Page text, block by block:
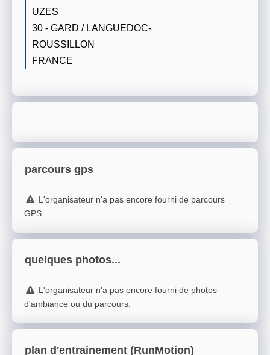
UZES
30 - GARD / LANGUEDOC-
ROUSSILLON
FRANCE
parcours gps
L'organisateur n'a pas encore fourni de parcours
GPS.
quelques photos...
L'organisateur n'a pas encore fourni de photos
d'ambiance ou du parcours.
plan d'entrainement (RunMotion)